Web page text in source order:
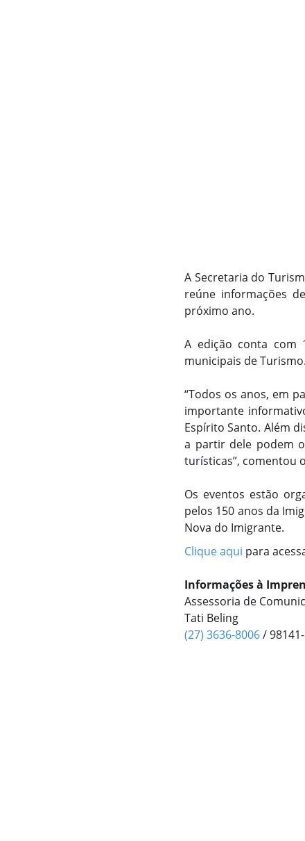
A Secretaria do
reúne informações
próximo ano.
A edição conta com
municipais de Turismo.
“Todos os anos, em
importante
Espírito Santo. Além
a partir dele podem
turísticas”, comentou
Os eventos estão
pelos 150 anos da
Nova do Imigrante.
Clique aqui para
Informações à
Assessoria de
Tati Beling
(27) 3636-8006/